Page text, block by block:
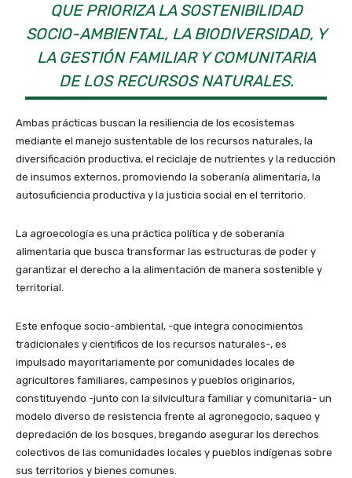
QUE PRIORIZA LA SOSTENIBILIDAD
SOCIO-AMBIENTAL, LA BIODIVERSIDAD, Y
LA GESTIÓN FAMILIAR Y COMUNITARIA
DE LOS RECURSOS NATURALES.
Ambas prácticas buscan la resiliencia de los ecosistemas
mediante el manejo sustentable de los recursos naturales, la
diversificación productiva, el reciclaje de nutrientes y la reducción
de insumos externos, promoviendo la soberanía alimentaria, la
autosuficiencia productiva y la justicia social en el territorio.
La agroecología es una práctica política y de soberanía
alimentaria que busca transformar las estructuras de poder y
garantizar el derecho a la alimentación de manera sostenible y
territorial.
Este enfoque socio-ambiental, -que integra conocimientos
tradicionales y científicos de los recursos naturales-, es
impulsado mayoritariamente por comunidades locales de
agricultores familiares, campesinos y pueblos originarios,
constituyendo -junto con la silvicultura familiar y comunitaria- un
modelo diverso de resistencia frente al agronegocio, saqueo y
depredación de los bosques, bregando asegurar los derechos
colectivos de las comunidades locales y pueblos indígenas sobre
sus territorios y bienes comunes.